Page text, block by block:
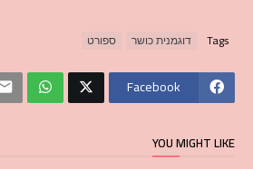
Tags דוגמנית כושר ספורט
Facebook
YOU MIGHT LIKE